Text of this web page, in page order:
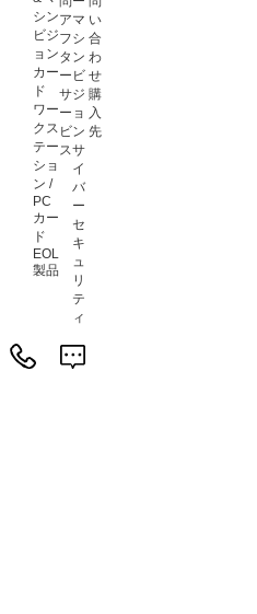
シン
ビジ
ョン
カー
ド
ワー
クス
テー
ショ
ン /
PC
カー
ド
EOL
製品
ア
フ
タ
ー
サ
ー
ビ
ス
マ
シ
ン
ビ
ジ
ョ
ン
サ
イ
バ
ー
セ
キ
ュ
リ
テ
ィ
い
合
わ
せ
購
入
先